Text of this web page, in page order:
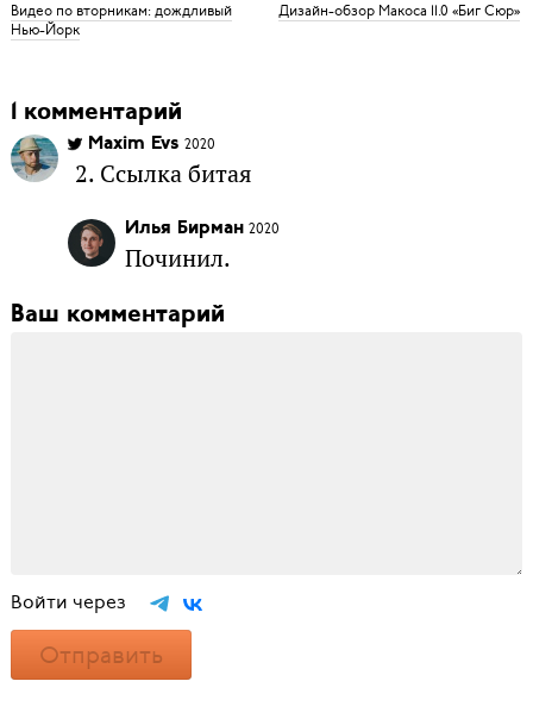
Видео по вторникам: дождливый
Нью-Йорк
Дизайн-обзор Макоса 11.0 «Биг Сюр»
1 комментарий
Maxim Evs 2020
Ссылка битая
Илья Бирман 2020
Починил.
Ваш комментарий
Войти через
Отправить